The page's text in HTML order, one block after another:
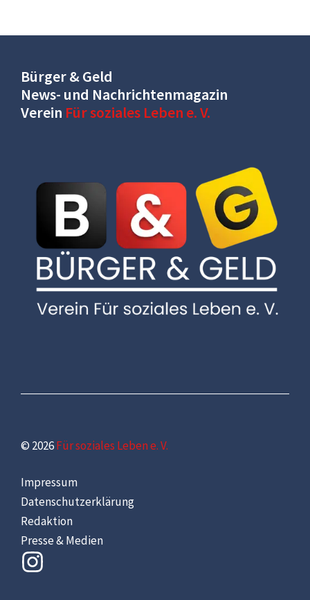
Bürger & Geld
News- und Nachrichtenmagazin
Verein Für soziales Leben e. V.
© 2026Für soziales Leben e. V.
Impressum
Datenschutzerklärung
Redaktion
Presse & Medien